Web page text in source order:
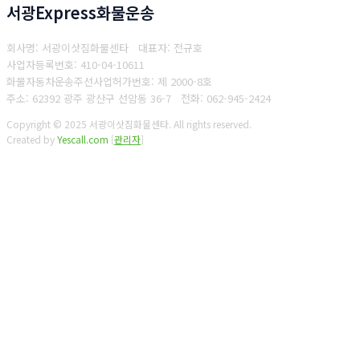
서광Express화물운송
회사명: 서광이삿짐화물센타 대표자: 전규호
사업자등록번호: 410-04-10611
화물자동차운송주선사업허가번호: 제 2000-8호
주소: 62392 광주 광산구 선암동 36-7 전화: 062-945-2424
Copyright © 2025 서광이삿짐화물센타. All rights reserved.
Created byYescall.com [관리자]